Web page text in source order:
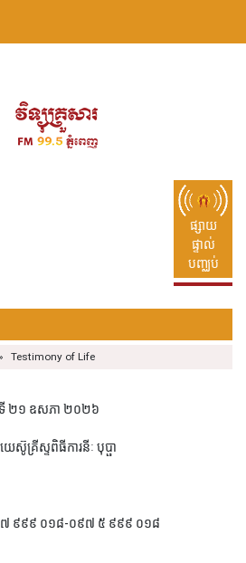
ផ្សាយ
ផ្ទាល់
បញ្ឈប់
Testimony of Life
ៃទី ២១ ឧសភា ២០២៦
យេស៊ូគ្រីស្ទពិធីការនីៈ បុប្ផា
៩៩៩ ០១៨-០៩៧ ៥ ៩៩៩ ០១៨